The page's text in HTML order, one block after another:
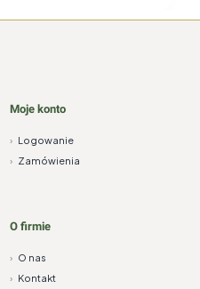
Moje konto
› Logowanie
› Zamówienia
O firmie
› O nas
› Kontakt